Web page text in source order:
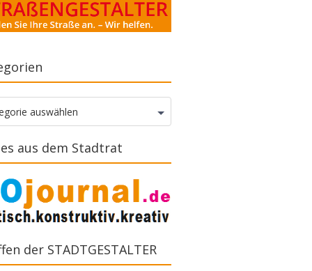
auswählen
aus dem Stadtrat
der STADTGESTALTER